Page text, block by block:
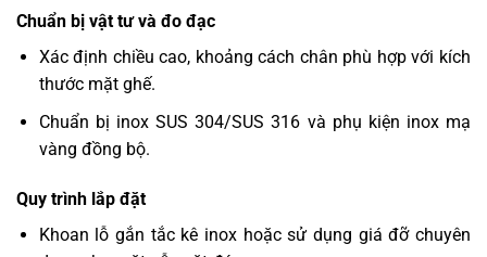
Chuẩn bị vật tư và đo đạc
Xác định chiều cao, khoảng cách chân phù hợp với kích
thước mặt ghế.
Chuẩn bị inox SUS 304/SUS 316 và phụ kiện inox mạ
vàng đồng bộ.
Quy trình lắp đặt
Khoan lỗ gắn tắc kê inox hoặc sử dụng giá đỡ chuyên